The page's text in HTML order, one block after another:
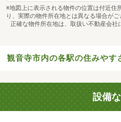
※地図上に表示される物件の位置は付近住
り、実際の物件所在地とは異なる場合がご
正確な物件所在地は、取扱い不動産会社
観音寺市内の各駅の住みやす
設備